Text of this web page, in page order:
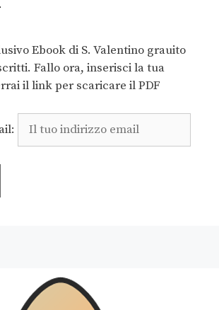
Ebook di S. Valentino grauito
Fallo ora, inserisci la tua
il link per scaricare il PDF